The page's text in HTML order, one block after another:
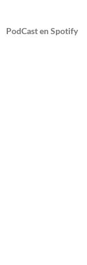
PodCast en Spotify